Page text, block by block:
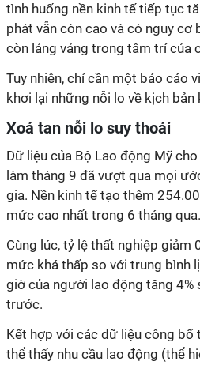
tình huống nền kinh tế tiếp tục
phát vẫn còn cao và có nguy cơ
còn lảng vảng trong tâm trí của
Tuy nhiên, chỉ cần một báo cáo
khơi lại những nỗi lo về kịch bản
Xoá tan nỗi lo suy thoái
Dữ liệu của Bộ Lao động Mỹ
làm tháng 9 đã vượt qua mọi
gia. Nền kinh tế tạo thêm
mức cao nhất trong 6 tháng qua.
Cùng lúc, tỷ lệ thất nghiệp giảm
mức khá thấp so với trung bình
giờ của người lao động tăng 4%
trước.
Kết hợp với các dữ liệu công bố
thể thấy nhu cầu lao động (thể